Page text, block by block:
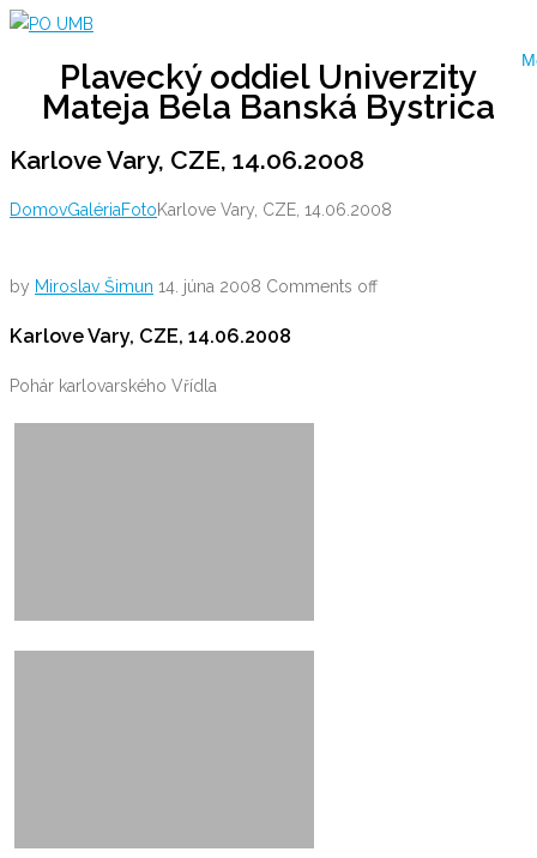
Skip
contentPlavecký oddiel Univerzity
Mateja Bela Banská Bystrica
Karlove Vary, CZE, 14.06.2008
DomovGalériaFotoKarlove Vary, CZE, 14.06.2008
by Miroslav Šimun 14. júna 2008 Comments off
Karlove Vary, CZE, 14.06.2008
Pohár karlovarského Vřídla